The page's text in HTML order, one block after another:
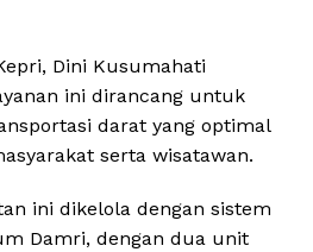
Dini Kusumahati
ini dirancang untuk
darat yang optimal
serta wisatawan.
ini dikelola dengan sistem
Damri, dengan dua unit